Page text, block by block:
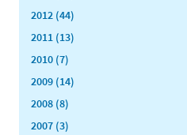
2012 (44)
2011 (13)
2010 (7)
2009 (14)
2008 (8)
2007 (3)